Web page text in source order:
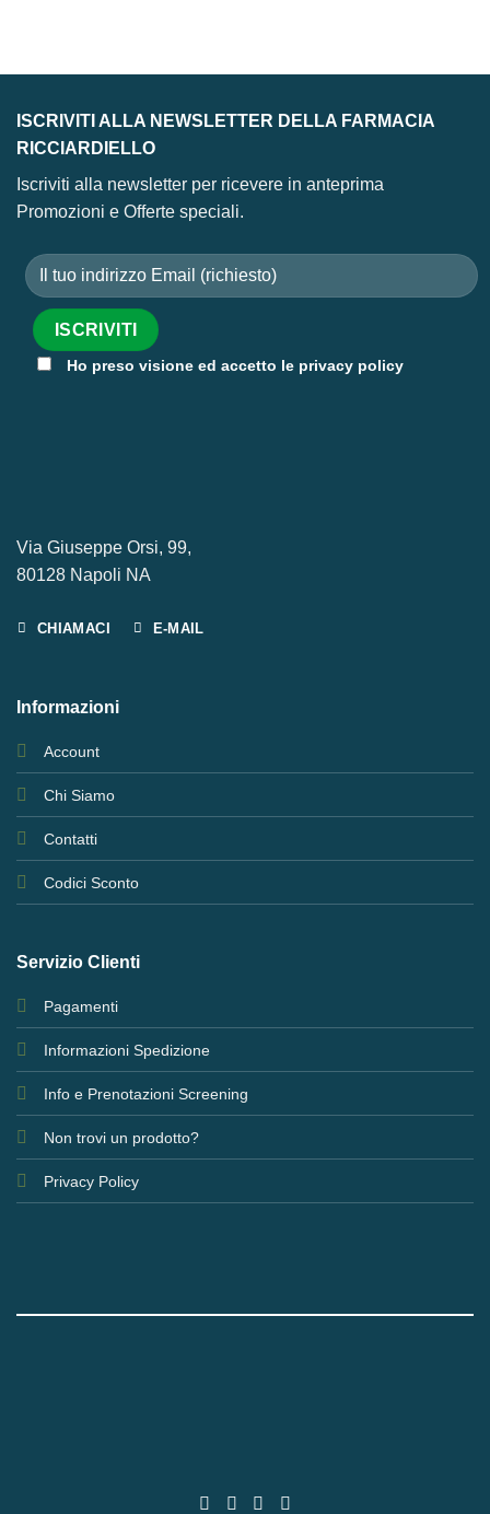
ISCRIVITI ALLA NEWSLETTER DELLA FARMACIA
RICCIARDIELLO
Iscriviti alla newsletter per ricevere in anteprima
Promozioni e Offerte speciali.
Ho preso visione ed accetto le privacy policy
Via Giuseppe Orsi, 99,
80128 Napoli NA
CHIAMACI E-MAIL
Informazioni
Account
Chi Siamo
Contatti
Codici Sconto
Servizio Clienti
Pagamenti
Informazioni Spedizione
Info e Prenotazioni Screening
Non trovi un prodotto?
Privacy Policy